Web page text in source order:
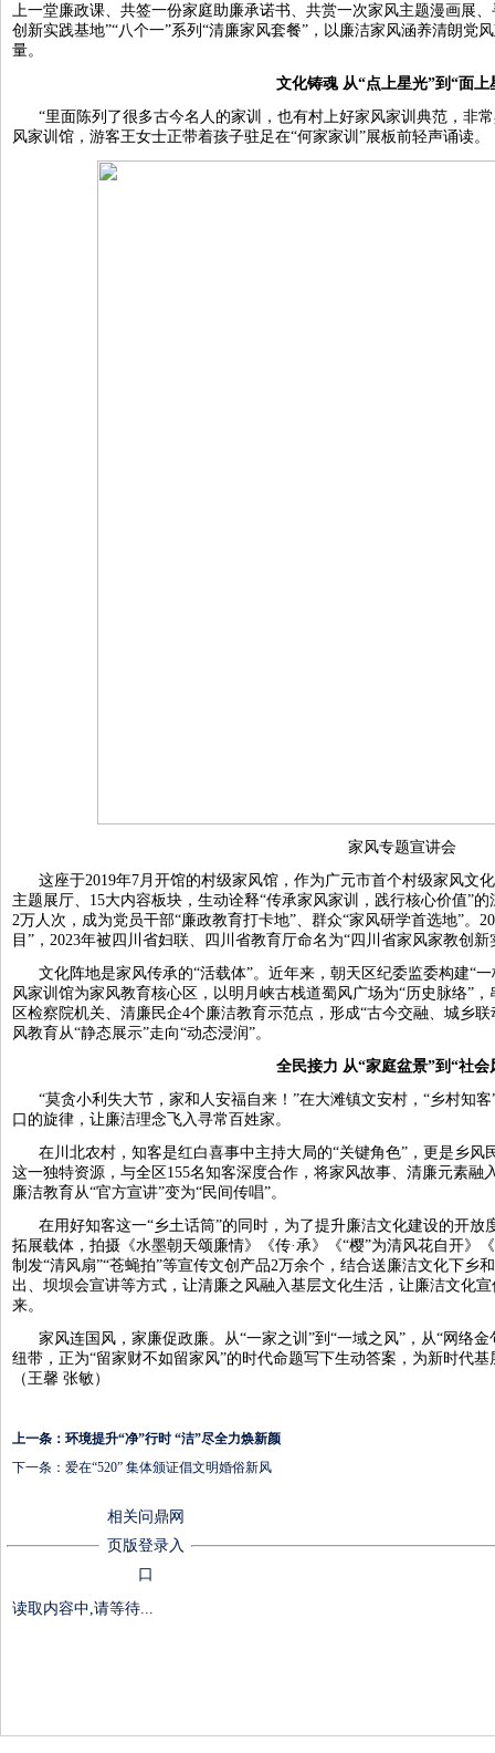
上一堂廉政课、共签一份家庭助廉承诺书、共赏一次家风主题漫画展
创新实践基地”“八个一”系列“清廉家风套餐”，以廉洁家风涵养清朗党
量。
文化铸魂 从“点上星光”到“面上
“里面陈列了很多古今名人的家训，也有村上好家风家训典范，非
风家训馆，游客王女士正带着孩子驻足在“何家家训”展板前轻声诵读。
家风专题宣讲会
这座于2019年7月开馆的村级家风馆，作为广元市首个村级家风文
主题展厅、15大内容板块，生动诠释“传承家风家训，践行核心价值”
2万人次，成为党员干部“廉政教育打卡地”、群众“家风研学首选地”。
目”，2023年被四川省妇联、四川省教育厅命名为“四川省家风家教创新
文化阵地是家风传承的“活载体”。近年来，朝天区纪委监委构建“
风家训馆为家风教育核心区，以明月峡古栈道蜀风广场为“历史脉络”
区检察院机关、清廉民企4个廉洁教育示范点，形成“古今交融、城乡
风教育从“静态展示”走向“动态浸润”。
全民接力 从“家庭盆景”到“社会
“莫贪小利失大节，家和人安福自来！”在大滩镇文安村，“乡村知
口的旋律，让廉洁理念飞入寻常百姓家。
在川北农村，知客是红白喜事中主持大局的“关键角色”，更是乡风
这一独特资源，与全区155名知客深度合作，将家风故事、清廉元素融
廉洁教育从“官方宣讲”变为“民间传唱”。
在用好知客这一“乡土话筒”的同时，为了提升廉洁文化建设的开
拓展载体，拍摄《水墨朝天颂廉情》《传·承》《“樱”为清风花自开》
制发“清风扇”“苍蝇拍”等宣传文创产品2万余个，结合送廉洁文化下乡
出、坝坝会宣讲等方式，让清廉之风融入基层文化生活，让廉洁文化
来。
家风连国风，家廉促政廉。从“一家之训”到“一域之风”，从“网络
纽带，正为“留家财不如留家风”的时代命题写下生动答案，为新时代
（王馨 张敏）
上一条： 环境提升“净”行时 “洁”尽全力焕新颜
下一条： 爱在“520” 集体颁证倡文明婚俗新风
相关问鼎网
页版登录入
口
读取内容中,请等待...